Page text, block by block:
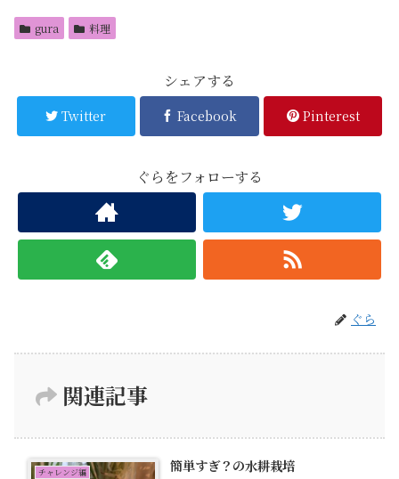
gura 料理
シェアする
Twitter Facebook Pinterest
ぐらをフォローする
ぐら
関連記事
チャレンジ編 簡単すぎ？の水耕栽培